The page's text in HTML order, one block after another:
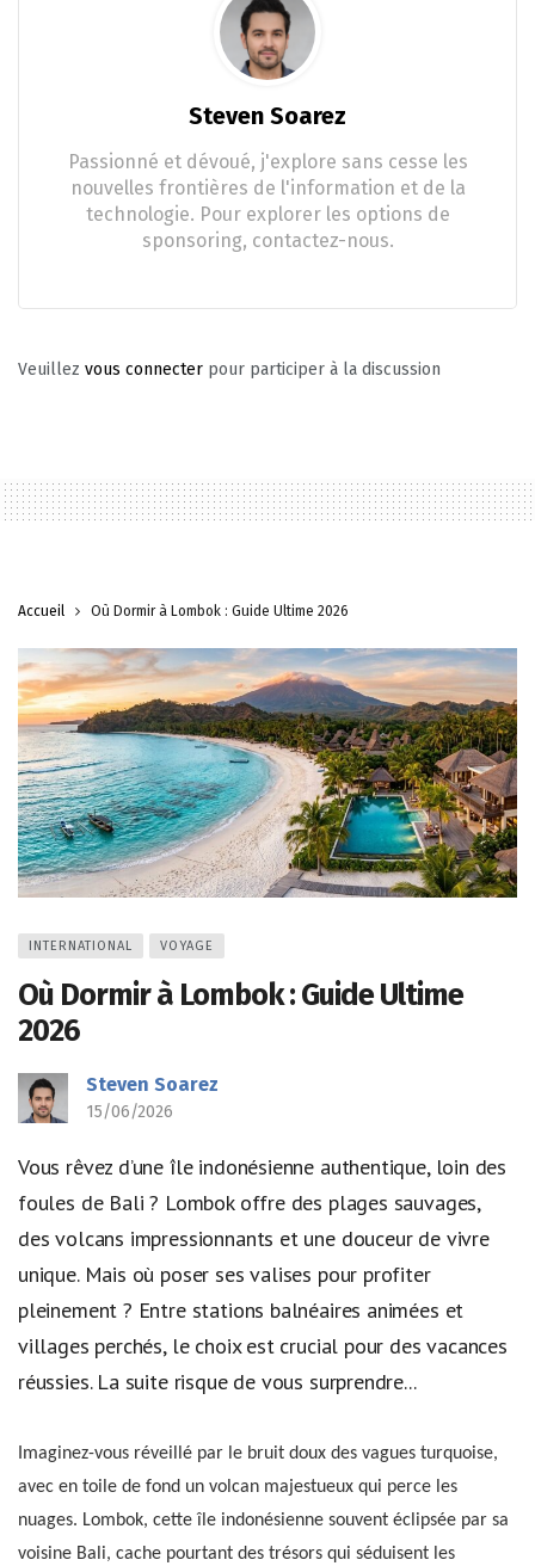
Steven Soarez
Passionné et dévoué, j'explore sans cesse les
nouvelles frontières de l'information et de la
technologie. Pour explorer les options de
sponsoring, contactez-nous.
Veuillez vous connecter pour participer à la discussion
Accueil Où Dormir à Lombok : Guide Ultime 2026
INTERNATIONAL VOYAGE
Où Dormir à Lombok : Guide Ultime
2026
Steven Soarez
15/06/2026
Vous rêvez d’une île indonésienne authentique, loin des
foules de Bali ? Lombok offre des plages sauvages,
des volcans impressionnants et une douceur de vivre
unique. Mais où poser ses valises pour profiter
pleinement ? Entre stations balnéaires animées et
villages perchés, le choix est crucial pour des vacances
réussies. La suite risque de vous surprendre...
Imaginez-vous réveillé par le bruit doux des vagues turquoise,
avec en toile de fond un volcan majestueux qui perce les
nuages. Lombok, cette île indonésienne souvent éclipsée par sa
voisine Bali, cache pourtant des trésors qui séduisent les